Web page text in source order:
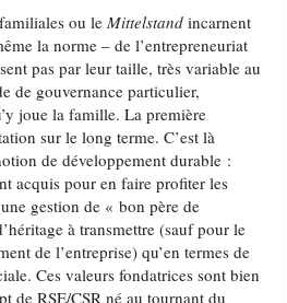
familiales ou leMittelstand incarnent
la norme – de l’entrepreneuriat
pas par leur taille, très variable au
de gouvernance particulier,
joue la famille. La première
sur le long terme. C’est là
de développement durable :
acquis pour en faire profiter les
gestion de « bon père de
à transmettre (sauf pour le
de l’entreprise) qu’en termes de
Ces valeurs fondatrices sont bien
de RSE/CSR né au tournant du